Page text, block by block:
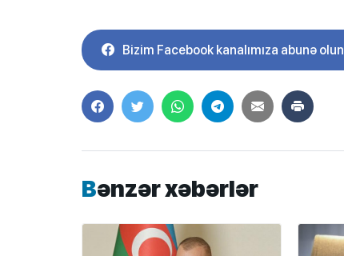
Bizim Facebook kanalımıza abunə olun
Bənzər xəbərlər